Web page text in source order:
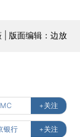
| 版面编辑：边放
+关注
银行 +关注